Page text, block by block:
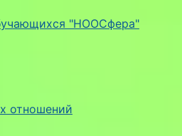
"НООСфера"
отношений